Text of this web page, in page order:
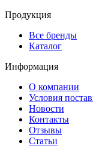
Продукция
Все бренды
Каталог
Информация
О компании
Условия
Новости
Контакты
Отзывы
Статьи